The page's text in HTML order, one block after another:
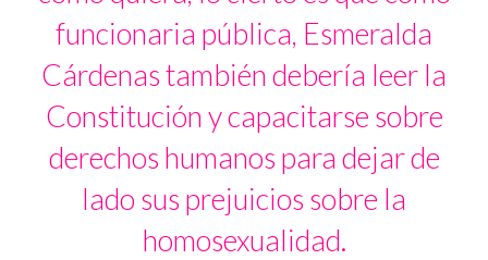
funcionaria pública, Esmeralda
Cárdenas también debería leer la
Constitución y capacitarse sobre
derechos humanos para dejar de
lado sus prejuicios sobre la
homosexualidad.